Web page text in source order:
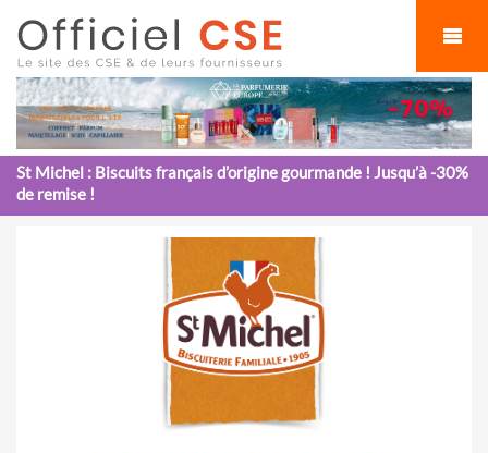
St Michel : Biscuits français d’origine gourmande ! Jusqu’à -30%
de remise !